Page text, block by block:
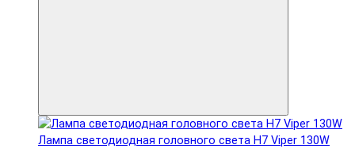
Лампа светодиодная головного света H7 Viper 130W